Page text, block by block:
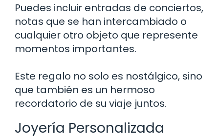
Puedes incluir entradas de conciertos,
notas que se han intercambiado o
cualquier otro objeto que represente
momentos importantes.
Este regalo no solo es nostálgico, sino
que también es un hermoso
recordatorio de su viaje juntos.
Joyería Personalizada